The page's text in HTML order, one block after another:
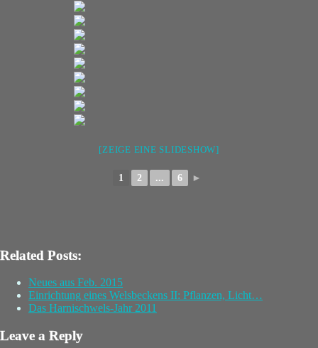
[ZEIGE EINE SLIDESHOW]
1 2 ... 6 ►
Related Posts:
Neues aus Feb. 2015
Einrichtung eines Welsbeckens II: Pflanzen, Licht…
Das Harnischwels-Jahr 2011
Leave a Reply